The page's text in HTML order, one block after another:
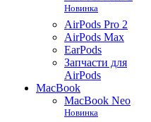
Новинка
AirPods Pro 2
AirPods Max
EarPods
Запчасти для
AirPods
MacBook
MacBook Neo
Новинка